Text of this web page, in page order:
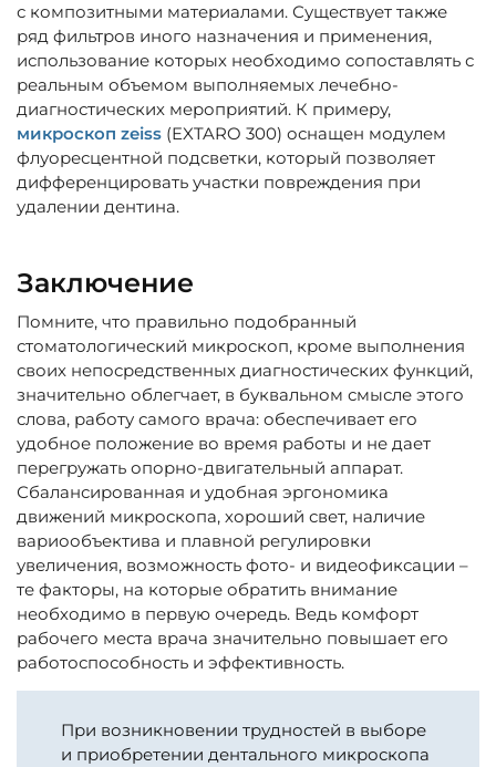
с композитными материалами. Существует также
ряд фильтров иного назначения и применения,
использование которых необходимо сопоставлять с
реальным объемом выполняемых лечебно-
диагностических мероприятий. К примеру,
микроскоп zeiss (EXTARO 300) оснащен модулем
флуоресцентной подсветки, который позволяет
дифференцировать участки повреждения при
удалении дентина.
Заключение
Помните, что правильно подобранный
стоматологический микроскоп, кроме выполнения
своих непосредственных диагностических функций,
значительно облегчает, в буквальном смысле этого
слова, работу самого врача: обеспечивает его
удобное положение во время работы и не дает
перегружать опорно-двигательный аппарат.
Сбалансированная и удобная эргономика
движений микроскопа, хороший свет, наличие
вариообъектива и плавной регулировки
увеличения, возможность фото- и видеофиксации –
те факторы, на которые обратить внимание
необходимо в первую очередь. Ведь комфорт
рабочего места врача значительно повышает его
работоспособность и эффективность.
При возникновении трудностей в выборе
и приобретении дентального микроскопа